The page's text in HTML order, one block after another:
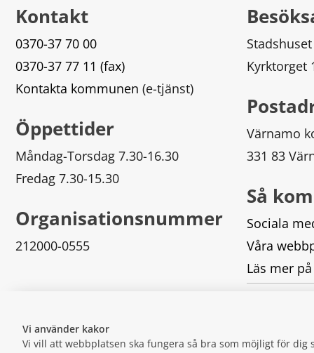
Vi använder kakor
Vi vill att webbplatsen ska fungera så bra som möjligt för
Kontakt
0370-37 70 00
0370-37 77 11 (fax)
Kontakta kommunen (e-tjänst)
Öppettider
Måndag-Torsdag 7.30-16.30
Fredag 7.30-15.30
Organisationsnummer
212000-0555
Stadshuset
Kyrktorget
Värnamo
331 83
Så
Sociala
Våra
Läs mer